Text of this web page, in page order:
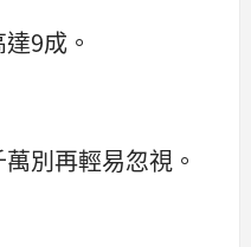
9成。
別再輕易忽視。